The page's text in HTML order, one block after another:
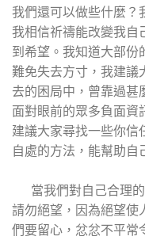
我們還可以做些什麼？
我相信祈禱能改變我自
到希望。我知道大部份
難免失去方寸，我建議
去的困局中，曾靠過甚
面對眼前的眾多負面資
建議大家尋找一些你信
自處的方法，能幫助自
當我們對自己合理
請勿絕望，因為絕望使
們要留心，忿忿不平常